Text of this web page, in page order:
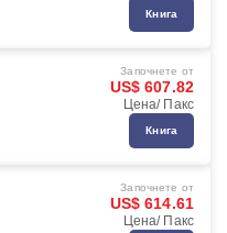
Книга
Започнете от
US$ 607.82
Цена/ Пакс
Книга
Започнете от
US$ 614.61
Цена/ Пакс